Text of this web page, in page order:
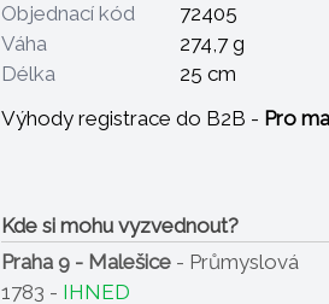
Objednací kód 72405
Váha
274,7 g
Délka
25 cm
Výhody registrace do B2B - Pro
Kde si mohu vyzvednout?
Praha 9 - Malešice - Průmyslová
1783 - IHNED